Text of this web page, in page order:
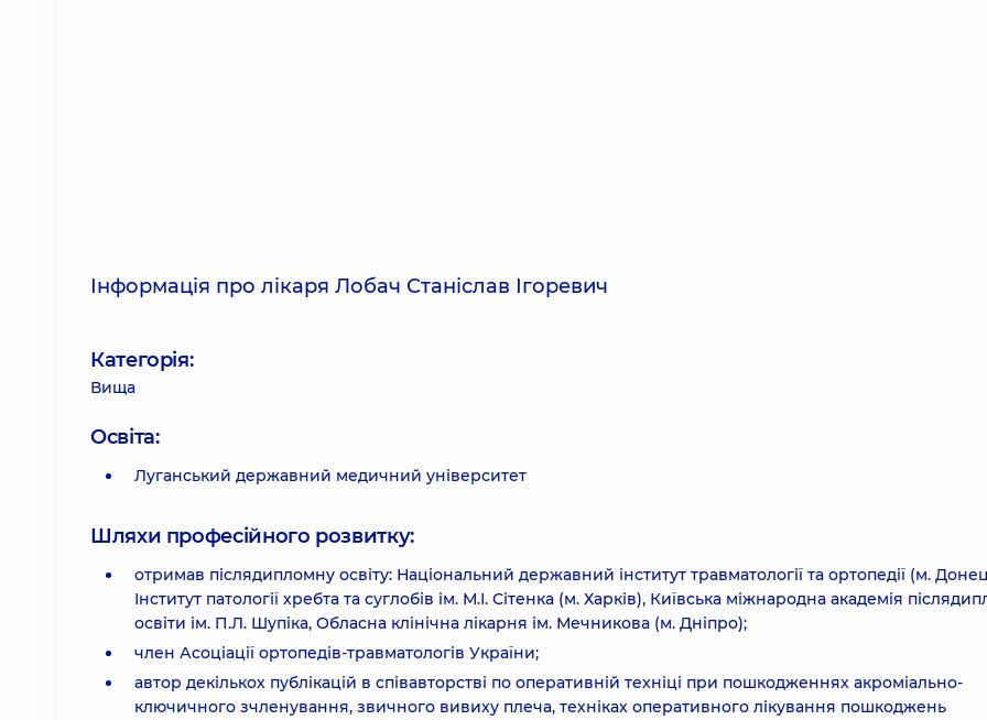
Інформація про лікаря Лобач Станіслав Ігоревич
Категорія:
Вища
Освіта:
Луганський державний медичний університет
Шляхи професійного розвитку:
отримав післядипломну освіту: Національний державний інститут травматології та ортопедії (м.
Інститут патології хребта та суглобів ім. М.І. Сітенка (м. Харків), Київська міжнародна академія
освіти ім. П.Л. Шупіка, Обласна клінічна лікарня ім. Мечникова (м. Дніпро);
член Асоціації ортопедів-травматологів України;
автор декількох публікацій в співавторстві по оперативній техніці при пошкодженнях акроміально-
ключичного зчленування, звичного вивиху плеча, техніках оперативного лікування пошкоджень